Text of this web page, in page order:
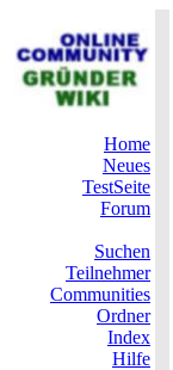
Home
Neues
TestSeite
Forum
Suchen
Teilnehmer
Communities
Ordner
Index
Hilfe